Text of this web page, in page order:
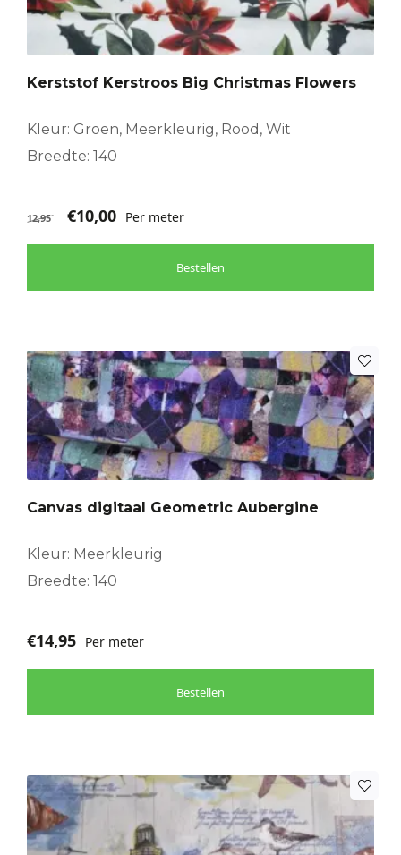
Kerststof Kerstroos Big Christmas Flowers
Kleur: Groen, Meerkleurig, Rood, Wit
Breedte: 140
12,95 €10,00 Per meter
Bestellen
Canvas digitaal Geometric Aubergine
Kleur: Meerkleurig
Breedte: 140
€14,95 Per meter
Bestellen